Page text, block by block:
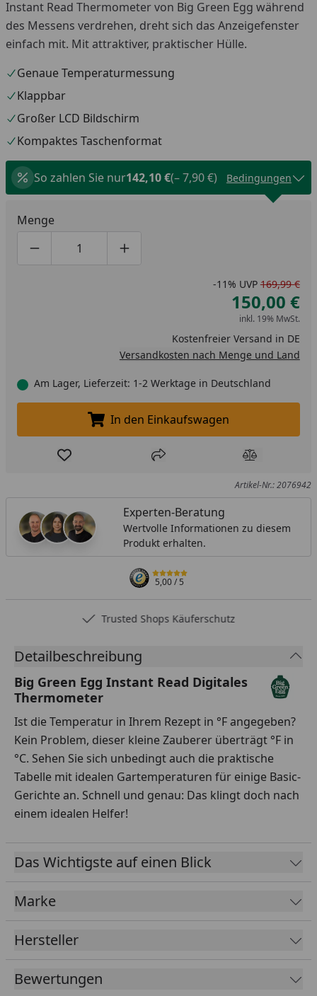
Instant Read Thermometer von Big Green Egg während
des Messens verdrehen, dreht sich das Anzeigefenster
einfach mit. Mit attraktiver, praktischer Hülle.
Genaue Temperaturmessung
Klappbar
Großer LCD Bildschirm
Kompaktes Taschenformat
So zahlen Sie nur142,10 €(– 7,90 €) Bedingungen
Menge
Produktmenge um eins verringern
Produktmenge manuell eingeben
Produktmenge um eins erhöhen
-11% UVP 169,99 €
150,00 €
inkl. 19% MwSt.
Kostenfreier Versand in DE
Versandkosten nach Menge und Land
Am Lager, Lieferzeit: 1-2 Werktage in Deutschland
In den Einkaufswagen legen
In den Einkaufswagen
Produkt zur Wunschliste hinzufügen
Teilen Produkt
Artikel-Nr.: 2076942
Experten-Beratung
Wertvolle Informationen zu diesem
Produkt erhalten.
5,00/ 5
Trusted Shops Käuferschutz
Detailbeschreibung
Big Green Egg Instant Read Digitales
Thermometer
Ist die Temperatur in Ihrem Rezept in °F angegeben?
Kein Problem, dieser kleine Zauberer überträgt °F in
°C. Sehen Sie sich unbedingt auch die praktische
Tabelle mit idealen Gartemperaturen für einige Basic-
Gerichte an. Schnell und genau: Das klingt doch nach
einem idealen Helfer!
Das Wichtigste auf einen Blick
Marke
Hersteller
Bewertungen